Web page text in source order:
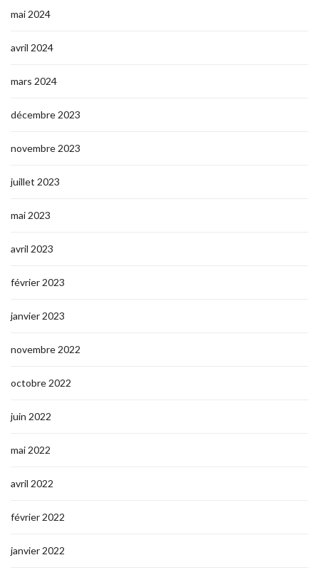
mai 2024
avril 2024
mars 2024
décembre 2023
novembre 2023
juillet 2023
mai 2023
avril 2023
février 2023
janvier 2023
novembre 2022
octobre 2022
juin 2022
mai 2022
avril 2022
février 2022
janvier 2022